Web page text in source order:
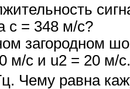
с = 348 м/с?
загородном
м/с и u2 = 20 м/
Чему равна